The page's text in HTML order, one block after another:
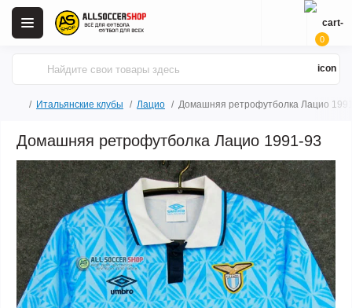
0
Итальянские клубы Лацио Домашняя ретрофутболка Лацио
Домашняя ретрофутболка Лацио 1991-93